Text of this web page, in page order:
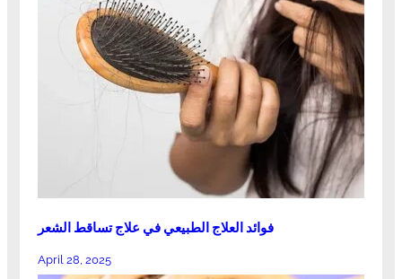
فوائد العلاج الطبيعي في علاج تساقط الشعر
April 28, 2025